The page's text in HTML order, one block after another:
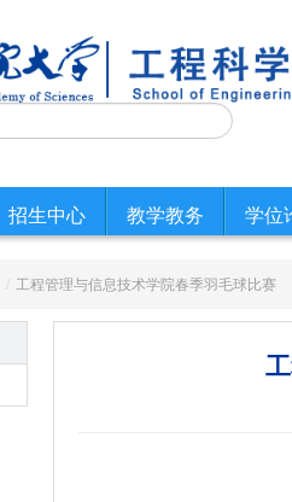
招生中心 教学教务 学位
/ 工程管理与信息技术学院春季羽毛球比赛